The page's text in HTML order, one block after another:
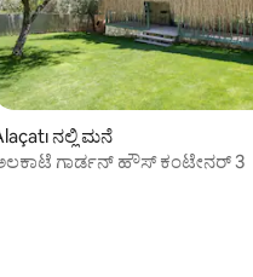
ನಲ್ಲಿ ಮನೆ
ಗಾರ್ಡನ್ ಹೌಸ್ ಕಂಟೇನರ್ 3